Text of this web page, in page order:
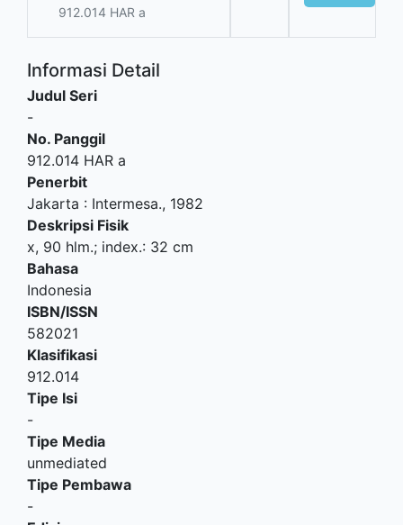
912.014 HAR a
Informasi Detail
Judul Seri
-
No. Panggil
912.014 HAR a
Penerbit
Jakarta : Intermesa., 1982
Deskripsi Fisik
x, 90 hlm.; index.: 32 cm
Bahasa
Indonesia
ISBN/ISSN
582021
Klasifikasi
912.014
Tipe Isi
-
Tipe Media
unmediated
Tipe Pembawa
-